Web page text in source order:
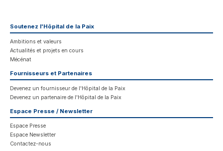
Soutenez l'Hôpital de la Paix
Ambitions et valeurs
Actualités et projets en cours
Mécénat
Fournisseurs et Partenaires
Devenez un fournisseur de l'Hôpital de la Paix
Devenez un partenaire de l'Hôpital de la Paix
Espace Presse / Newsletter
Espace Presse
Espace Newsletter
Contactez-nous